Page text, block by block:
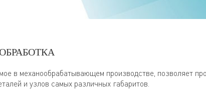
в механообрабатывающем производстве, позволяет
и узлов самых различных габаритов.